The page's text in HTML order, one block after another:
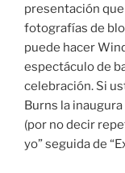
presentación
fotografías de
puede hacer
espectáculo de
celebración. Si
Burns la
(por no decir
yo” seguida de